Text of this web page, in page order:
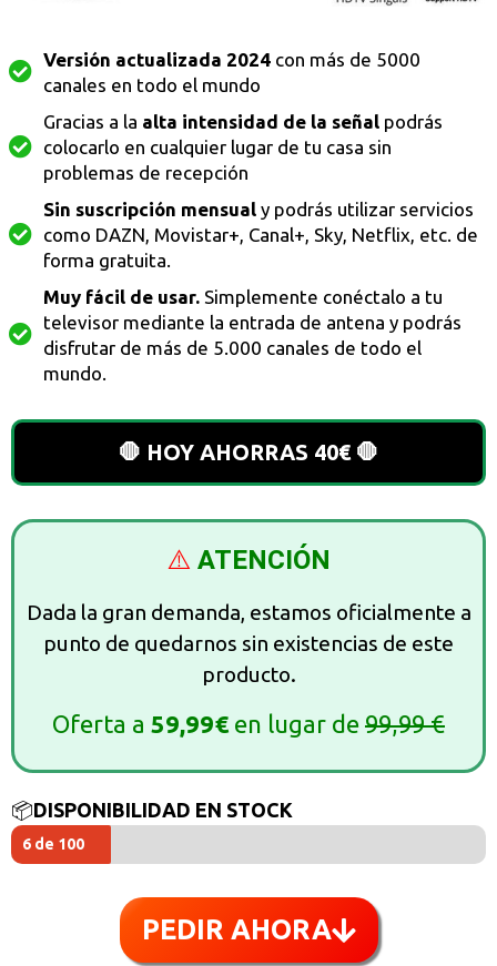
Versión actualizada 2024 con más de 5000
canales en todo el mundo
Gracias a la alta intensidad de la señal podrás
colocarlo en cualquier lugar de tu casa sin
problemas de recepción
Sin suscripción mensual y podrás utilizar servicios
como DAZN, Movistar+, Canal+, Sky, Netflix, etc. de
forma gratuita.
Muy fácil de usar. Simplemente conéctalo a tu
televisor mediante la entrada de antena y podrás
disfrutar de más de 5.000 canales de todo el
mundo.
🛑 HOY AHORRAS 40€ 🛑
⚠️ ATENCIÓN
Dada la gran demanda, estamos oficialmente a
punto de quedarnos sin existencias de este
producto.
Oferta a 59,99€ en lugar de 99,99 €
📦DISPONIBILIDAD EN STOCK
6 de 100
PEDIR AHORA